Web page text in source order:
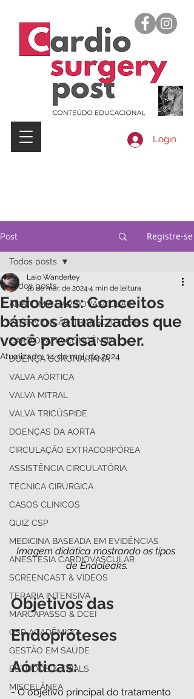
Login
Post Registre-se
Todos posts
ANATOMIA CARDIOVASCULAR
INTERVENÇÃO TRANSCATETER
CARDIOPATIA CONGÊNITA
DOENÇA CORONARIANA
VALVA AÓRTICA
VALVA MITRAL
VALVA TRICÚSPIDE
DOENÇAS DA AORTA
CIRCULAÇÃO EXTRACORPÓREA
ASSISTÊNCIA CIRCULATÓRIA
TÉCNICA CIRÚRGICA
CASOS CLÍNICOS
QUIZ CSP
MEDICINA BASEADA EM EVIDÊNCIAS
ANESTESIA CARDIOVASCULAR
SCREENCAST & VÍDEOS
TERAPIA INTENSIVA
MARCAPASSO & DCEI
CSP ACADÊMICO
GESTÃO EM SAÚDE
ESTUDOS & TRIALS
MISCELÂNEA
Todos posts
Endoleaks: Conceitos
básicos atualizados que
você precisa saber.
Laio Wanderley
16 de mar. de 2024 4 min de leitura
Atualizado:14 de mai. de 2024
Imagem didática mostrando os tipos
de Endoleaks.
Objetivos das
Endopróteses
Aórticas:
- O objetivo principal do tratamento